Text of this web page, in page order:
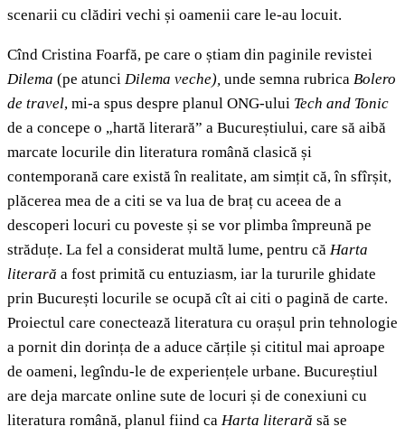
scenarii cu clădiri vechi și oamenii care le-au locuit.
Cînd Cristina Foarfă, pe care o știam din paginile revistei
Dilema (pe atunci Dilema veche), unde semna rubrica Bolero
de travel, mi-a spus despre planul ONG-ului Tech and Tonic
de a concepe o „hartă literară” a Bucureștiului, care să aibă
marcate locurile din literatura română clasică și
contemporană care există în realitate, am simțit că, în sfîrșit,
plăcerea mea de a citi se va lua de braț cu aceea de a
descoperi locuri cu poveste și se vor plimba împreună pe
străduțe. La fel a considerat multă lume, pentru că Harta
literară a fost primită cu entuziasm, iar la tururile ghidate
prin București locurile se ocupă cît ai citi o pagină de carte.
Proiectul care conectează literatura cu orașul prin tehnologie
a pornit din dorința de a aduce cărțile și cititul mai aproape
de oameni, legîndu-le de experiențele urbane. Bucureștiul
are deja marcate online sute de locuri și de conexiuni cu
literatura română, planul fiind ca Harta literară să se